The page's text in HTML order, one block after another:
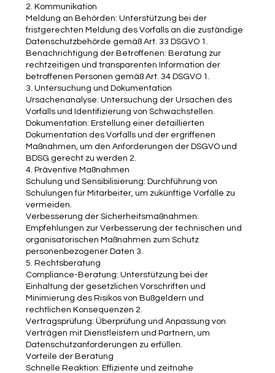
2. Kommunikation
Meldung an Behörden: Unterstützung bei der
fristgerechten Meldung des Vorfalls an die zuständige
Datenschutzbehörde gemäß Art. 33 DSGVO 1.
Benachrichtigung der Betroffenen: Beratung zur
rechtzeitigen und transparenten Information der
betroffenen Personen gemäß Art. 34 DSGVO 1.
3. Untersuchung und Dokumentation
Ursachenanalyse: Untersuchung der Ursachen des
Vorfalls und Identifizierung von Schwachstellen.
Dokumentation: Erstellung einer detaillierten
Dokumentation des Vorfalls und der ergriffenen
Maßnahmen, um den Anforderungen der DSGVO und
BDSG gerecht zu werden 2.
4. Präventive Maßnahmen
Schulung und Sensibilisierung: Durchführung von
Schulungen für Mitarbeiter, um zukünftige Vorfälle zu
vermeiden.
Verbesserung der Sicherheitsmaßnahmen:
Empfehlungen zur Verbesserung der technischen und
organisatorischen Maßnahmen zum Schutz
personenbezogener Daten 3.
5. Rechtsberatung
Compliance-Beratung: Unterstützung bei der
Einhaltung der gesetzlichen Vorschriften und
Minimierung des Risikos von Bußgeldern und
rechtlichen Konsequenzen 2.
Vertragsprüfung: Überprüfung und Anpassung von
Verträgen mit Dienstleistern und Partnern, um
Datenschutzanforderungen zu erfüllen.
Vorteile der Beratung
Schnelle Reaktion: Effiziente und zeitnahe